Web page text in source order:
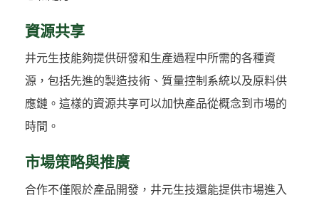
資源共享
井元生技能夠提供研發和生產過程中所需的各種資
源，包括先進的製造技術、質量控制系統以及原料供
應鏈。這樣的資源共享可以加快產品從概念到市場的
時間。
市場策略與推廣
合作不僅限於產品開發，井元生技還能提供市場進入